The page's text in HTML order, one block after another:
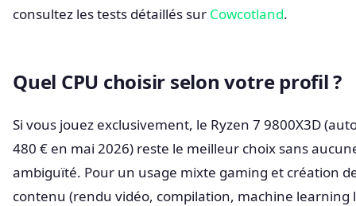
consultez les tests détaillés sur Cowcotland.
Quel CPU choisir selon votre profil ?
Si vous jouez exclusivement, le Ryzen 7 9800X3D
480 € en mai 2026) reste le meilleur choix sans
ambiguïté. Pour un usage mixte gaming et création
contenu (rendu vidéo, compilation, machine learning